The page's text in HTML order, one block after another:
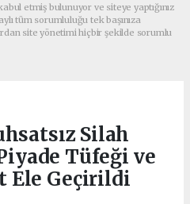
etmiş bulunuyor ve siteye yaptığınız
tüm sorumluluğu tek başınıza
site yönetimi hiçbir şekilde sorumlu
Silah
Tüfeği ve
Ele Geçirildi